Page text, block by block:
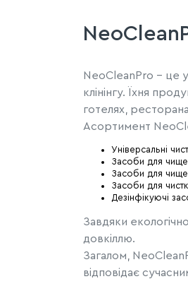
NeoCleanPro - це
клінінгу. Їхня
готелях,
Асортимент
Універсальні
Засоби для
Засоби для
Засоби для
Дезінфікуючі
Завдяки
довкіллю.
Загалом,
відповідає